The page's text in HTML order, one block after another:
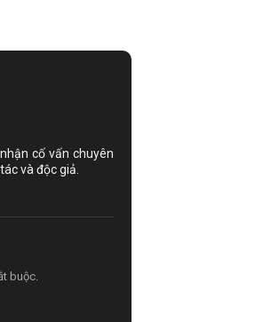
cố vấn chuyên
và độc giả.
buộc.